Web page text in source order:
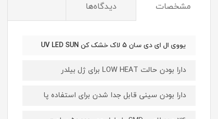
مشخصات دیدگاه‌ها
یووی ال ای دی سان 5 لاک خشک کن UV LED SUN
دارا بودن حالت LOW HEAT برای ژل بیلدر
دارا بودن سینی قابل جدا شدن برای استفاده پا